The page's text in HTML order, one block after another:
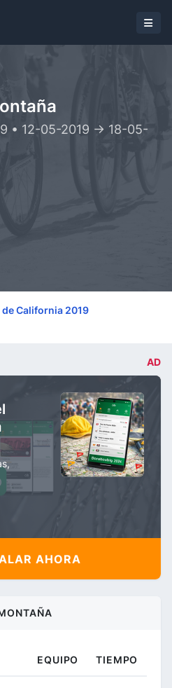
• 12-05-2019 -> 18-05-
de California 2019
AD
AHORA
EQUIPO TIEMPO